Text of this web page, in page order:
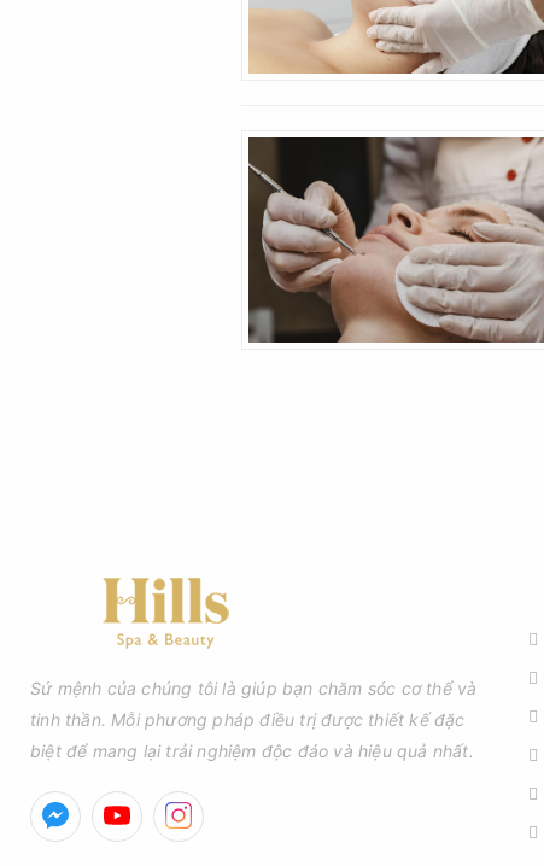
Sứ mệnh của chúng tôi là giúp bạn chăm sóc cơ thể và
tinh thần. Mỗi phương pháp điều trị được thiết kế đặc
biệt để mang lại trải nghiệm độc đáo và hiệu quả nhất.